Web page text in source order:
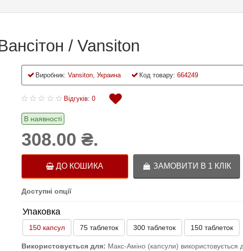
/ Vansiton
Виробник: Vansiton, Украина Код товару: 664249
Відгуків: 0
В наявності
308.00 ₴.
ДО КОШИКА ЗАМОВИТИ В 1 КЛІК
Доступні опції
Упаковка
150 капсул 75 таблеток 300 таблеток 150 таблеток
Використовується для: Макс-Аміно (капсули) використовується